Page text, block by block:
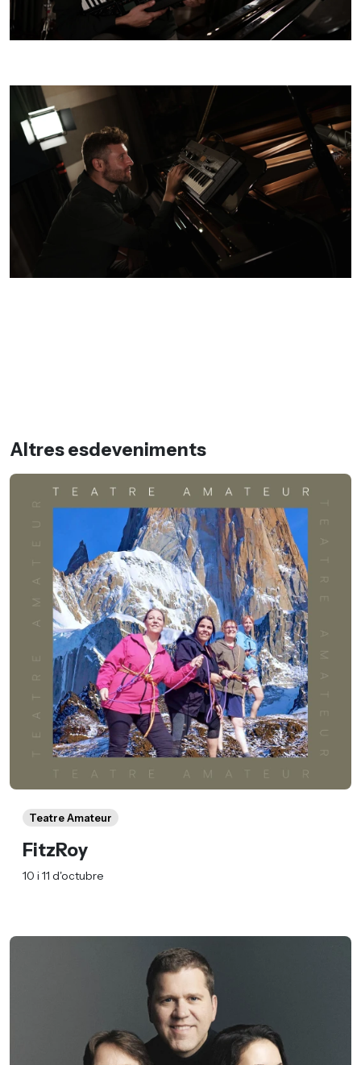
Altres esdeveniments
Teatre Amateur
FitzRoy
10 i 11 d'octubre